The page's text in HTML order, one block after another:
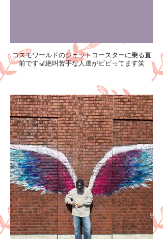
コスモワールドのジェットコースターに乗る直
前です🎢絶叫苦手な人達がビビってます笑